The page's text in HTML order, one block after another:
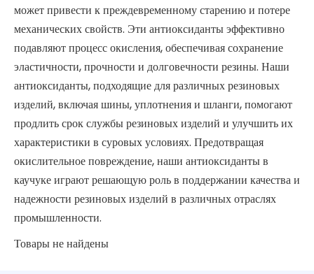
может привести к преждевременному старению и потере
механических свойств. Эти антиоксиданты эффективно
подавляют процесс окисления, обеспечивая сохранение
эластичности, прочности и долговечности резины. Наши
антиоксиданты, подходящие для различных резиновых
изделий, включая шины, уплотнения и шланги, помогают
продлить срок службы резиновых изделий и улучшить их
характеристики в суровых условиях. Предотвращая
окислительное повреждение, наши антиоксиданты в
каучуке играют решающую роль в поддержании качества и
надежности резиновых изделий в различных отраслях
промышленности.
Товары не найдены